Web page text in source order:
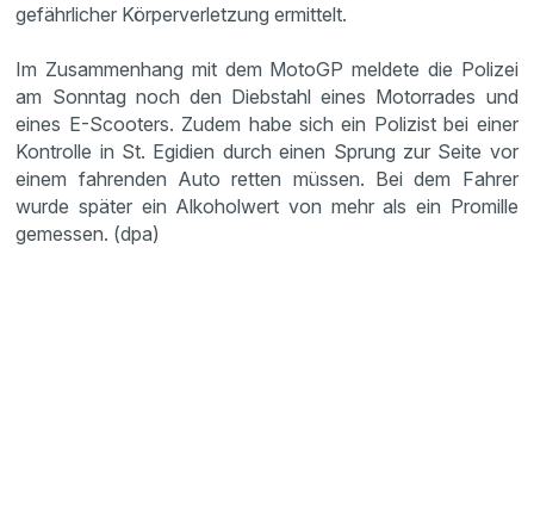
gefährlicher Körperverletzung ermittelt.
Im Zusammenhang mit dem MotoGP meldete die Polizei
am Sonntag noch den Diebstahl eines Motorrades und
eines E-Scooters. Zudem habe sich ein Polizist bei einer
Kontrolle in St. Egidien durch einen Sprung zur Seite vor
einem fahrenden Auto retten müssen. Bei dem Fahrer
wurde später ein Alkoholwert von mehr als ein Promille
gemessen. (dpa)